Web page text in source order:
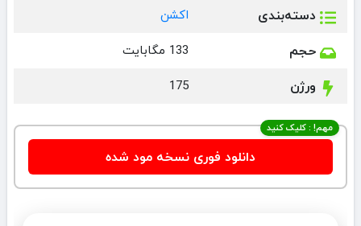
دسته‌بندی اکشن
حجم 133 مگابایت
ورژن 175
مهم! : کلیک کنید
دانلود فوری نسخه مود شده